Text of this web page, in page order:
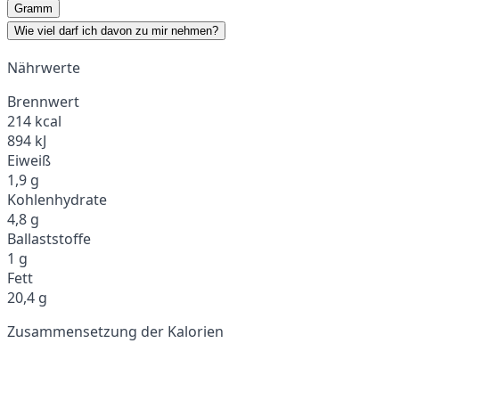
Gramm
Wie viel darf ich davon zu mir nehmen?
Nährwerte
Brennwert
214 kcal
894 kJ
Eiweiß
1,9 g
Kohlenhydrate
4,8 g
Ballaststoffe
1 g
Fett
20,4 g
Zusammensetzung der Kalorien